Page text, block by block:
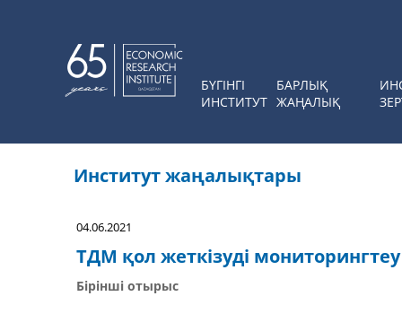
БҮГІНГІ
ИНСТИТУТ
БАРЛЫҚ
ЖАҢАЛЫҚ
Институт жаңалықтары
04.06.2021
ТДМ қол жеткізуді
Бірінші отырыс